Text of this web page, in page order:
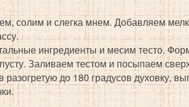
солим и слегка мнем. Добавляем
ингредиенты и месим тесто.
Заливаем тестом и посыпаем
разогретую до 180 градусов духовку,